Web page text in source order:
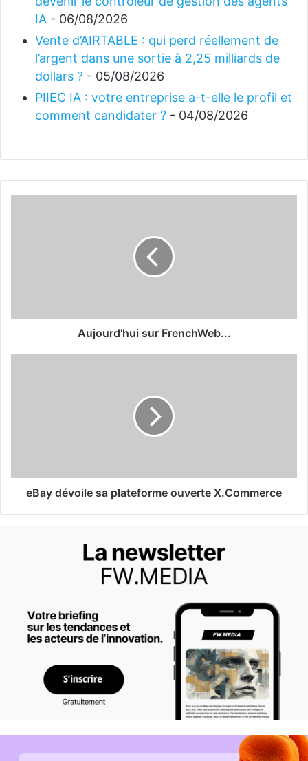
IA - 06/08/2026
Vente d’AIRTABLE : qui perd réellement de
l’argent dans une sortie à 2,25 milliards de
dollars ? - 05/08/2026
PIIEC IA : votre entreprise a-t-elle le profil et
comment candidater ? - 04/08/2026
Aujourd'hui sur FrenchWeb...
eBay dévoile sa plateforme ouverte X.Commerce